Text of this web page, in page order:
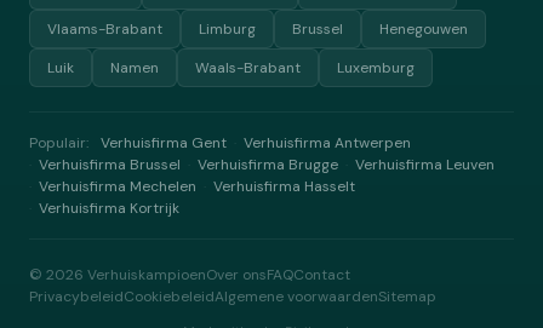
Vlaams-Brabant
Limburg Brussel
Henegouwen
Luik
Namen Waals-Brabant Luxemburg
Populair: Verhuisfirma Gent Verhuisfirma Antwerpen
Verhuisfirma Brussel Verhuisfirma Brugge Verhuisfirma Leuven
Verhuisfirma Mechelen Verhuisfirma Hasselt
Verhuisfirma Kortrijk
© 2026 VerhuiskampioenOver onsFAQContact
PrivacybeleidCookiebeleidAlgemene voorwaardenSitemap